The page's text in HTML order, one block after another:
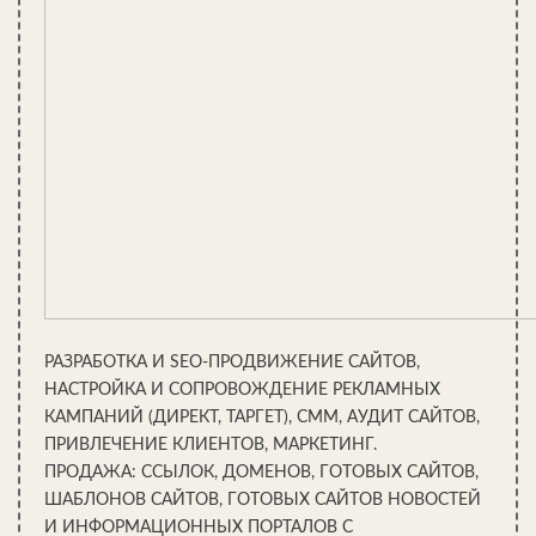
через него в парную.
Оптимальная конструкция
Наиболее приемлемый способ установки окна в парилке — это
изготовление конструкции с использованием обычного
стеклопакета снаружи и фальш-окна изнутри. В комплексе два
окна практически исключают какие-либо заметные тепловые
потери в оконном проёме.
В качестве внутреннего окна можно использовать любую
самую простую раму с декоративным стеклом. А для внешнего
окна, расположенного со стороны фасада, подойдет любой
стеклопакет, так как воздушная прослойка между двумя
окнами даёт достаточную теплозащиту, чтобы пластик не
нагревался выше допустимых температур.
Если есть желания вставить стекло, через которое нельзя
заглянуть снаружи внутрь парилки, можно воспользоваться
одним из способов, как на фото ниже.
РАЗРАБОТКА И SEO-ПРОДВИЖЕНИЕ САЙТОВ,
НАСТРОЙКА И СОПРОВОЖДЕНИЕ РЕКЛАМНЫХ
КАМПАНИЙ (ДИРЕКТ, ТАРГЕТ), СММ, АУДИТ САЙТОВ,
ПРИВЛЕЧЕНИЕ КЛИЕНТОВ, МАРКЕТИНГ.
ПРОДАЖА: ССЫЛОК, ДОМЕНОВ, ГОТОВЫХ САЙТОВ,
ШАБЛОНОВ САЙТОВ, ГОТОВЫХ САЙТОВ НОВОСТЕЙ
И ИНФОРМАЦИОННЫХ ПОРТАЛОВ С